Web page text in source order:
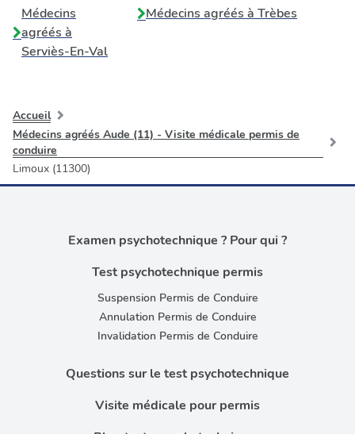
Médecins
agréés à
Serviès-En-Val
Médecins agréés à Trèbes
Accueil
Médecins agréés Aude (11) - Visite médicale permis de
conduire
Limoux (11300)
Examen psychotechnique ? Pour qui ?
Test psychotechnique permis
Suspension Permis de Conduire
Annulation Permis de Conduire
Invalidation Permis de Conduire
Questions sur le test psychotechnique
Visite médicale pour permis